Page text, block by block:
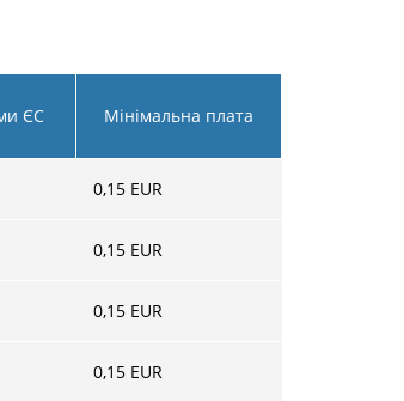
ЄС Мінімальна плата
0,15 EUR
0,15 EUR
0,15 EUR
0,15 EUR